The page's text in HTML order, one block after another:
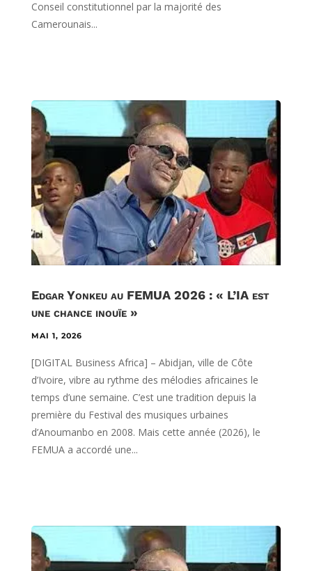
Conseil constitutionnel par la majorité des
Camerounais...
Edgar Yonkeu au FEMUA 2026 : « L’IA est
une chance inouïe »
MAI 1, 2026
[DIGITAL Business Africa] – Abidjan, ville de Côte
d’Ivoire, vibre au rythme des mélodies africaines le
temps d’une semaine. C’est une tradition depuis la
première du Festival des musiques urbaines
d’Anoumanbo en 2008. Mais cette année (2026), le
FEMUA a accordé une...